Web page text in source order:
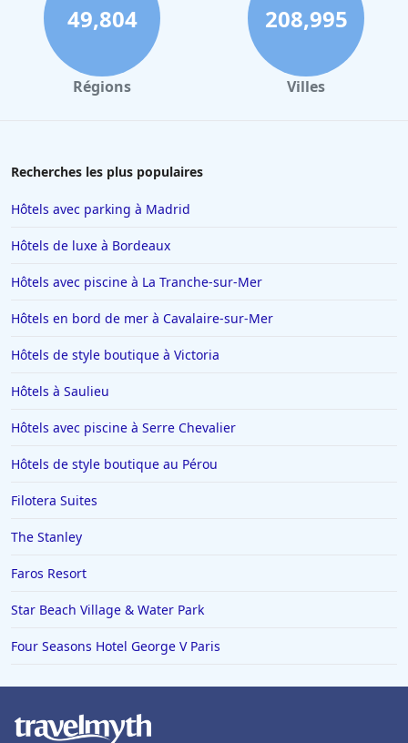
Hôtels à Les Gets
Hôtels à Port Leucate
Hôtels à Périgueux
Hôtels à Rosny-sous-Bois
Hôtels à Monaco
Hôtels à Saint-Jean-de-Monts
Hôtels à Saint-Paul-les-Dax
Hôtels à Ambert
Hôtels à Puy-du-Fou
Hôtels à Tarnos
Hôtels à Le Barcares
Hôtels à Saulieu
Hôtels à Thannenkirch
Hôtels à Vidauban
49,804
Régions
208,995
Villes
Recherches les plus populaires
Hôtels avec parking à Madrid
Hôtels de luxe à Bordeaux
Hôtels avec piscine à La Tranche-sur-Mer
Hôtels en bord de mer à Cavalaire-sur-Mer
Hôtels de style boutique à Victoria
Hôtels à Saulieu
Hôtels avec piscine à Serre Chevalier
Hôtels de style boutique au Pérou
Filotera Suites
The Stanley
Faros Resort
Star Beach Village & Water Park
Four Seasons Hotel George V Paris